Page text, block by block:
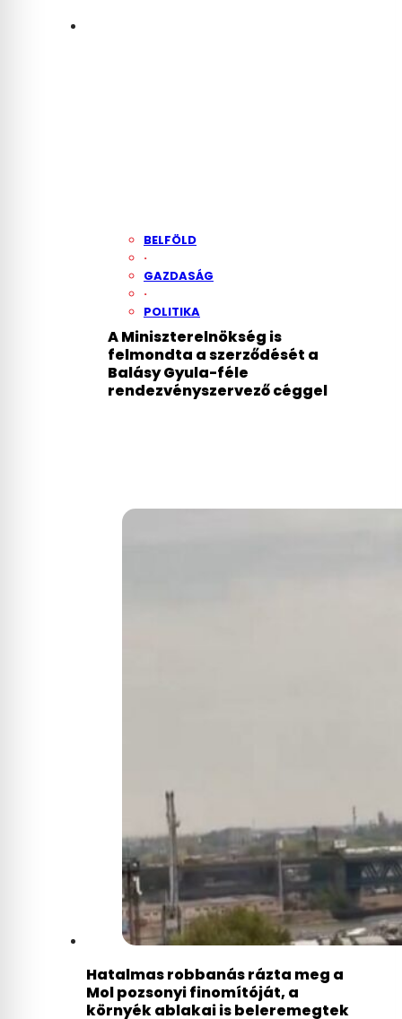
BELFÖLD
·
GAZDASÁG
·
POLITIKA
A Miniszterelnökség is
felmondta a szerződését a
Balásy Gyula-féle
rendezvényszervező céggel
Hatalmas robbanás rázta meg a
Mol pozsonyi finomítóját, a
környék ablakai is beleremegtek